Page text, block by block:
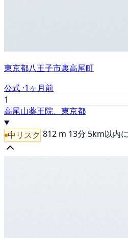
東京都八王子市裏高尾町
公式 ·1ヶ月前
1
高尾山薬王院、東京都
中リスク 812 m 13分 5km以内